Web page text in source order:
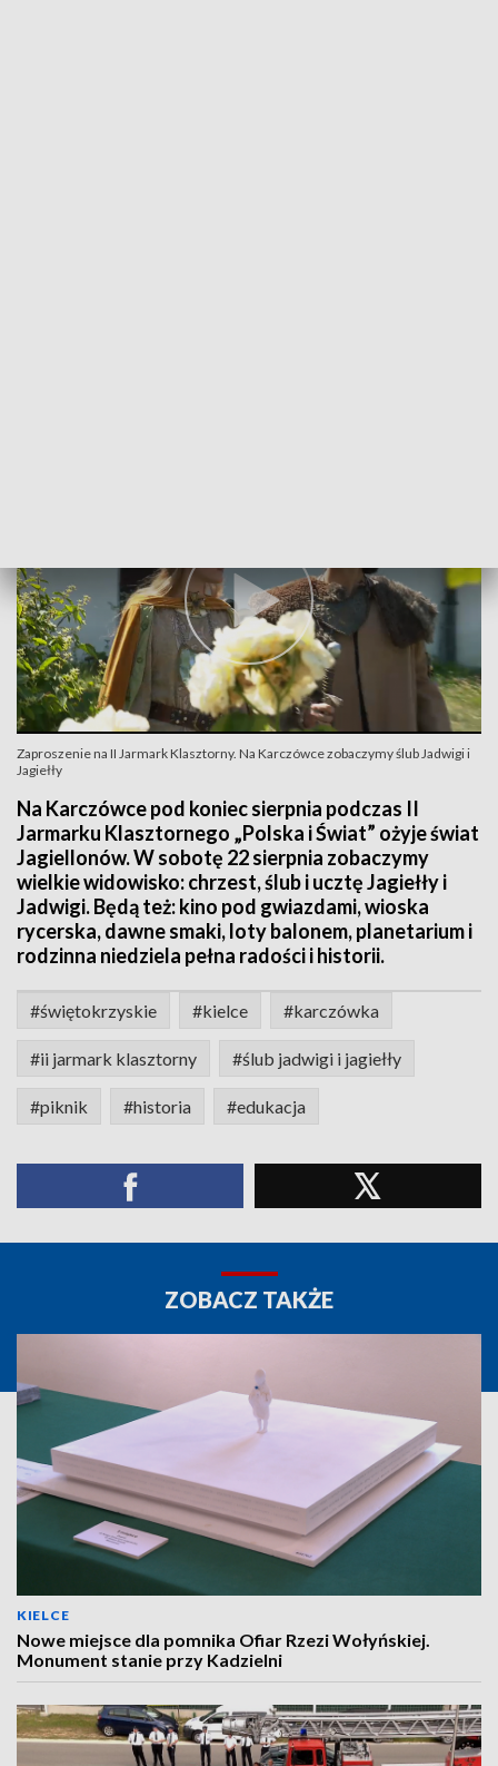
Zaproszenie na II Jarmark Klasztorny. Na Karczówce zobaczymy ślub Jadwigi i
Jagiełły
Na Karczówce pod koniec sierpnia podczas II
Jarmarku Klasztornego „Polska i Świat” ożyje świat
Jagiellonów. W sobotę 22 sierpnia zobaczymy
wielkie widowisko: chrzest, ślub i ucztę Jagiełły i
Jadwigi. Będą też: kino pod gwiazdami, wioska
rycerska, dawne smaki, loty balonem, planetarium i
rodzinna niedziela pełna radości i historii.
#świętokrzyskie #kielce #karczówka
#ii jarmark klasztorny #ślub jadwigi i jagiełły
#piknik #historia #edukacja
ZOBACZ TAKŻE
KIELCE
Nowe miejsce dla pomnika Ofiar Rzezi Wołyńskiej.
Monument stanie przy Kadzielni